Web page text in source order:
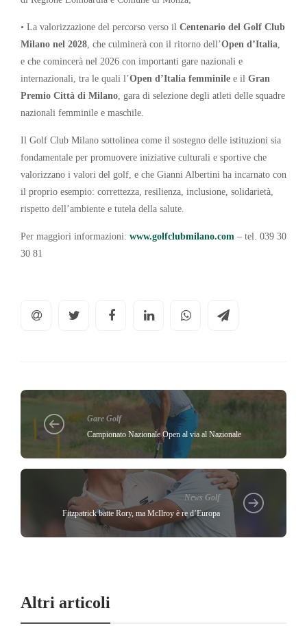
• La valorizzazione del percorso verso il Centenario del Golf Club
Milano nel 2028 , che culminerà con il ritorno dell’Open d’Italia
e che comincerà nel 2026 con importanti gare nazionali e
internazionali, tra le quali l’Open d’Italia femminile e il Gran
Premio Città di Milano , gara di selezione degli atleti delle squadre
nazionali femminile e maschile.
Il Golf Club Milano sottolinea come il sostegno delle istituzioni sia
fondamentale per promuovere iniziative culturali e sportive che
valorizzano i valori del golf, e che Gianni Albertini ha incarnato con
il proprio esempio: correttezza, resilienza, inclusione, solidarietà,
rispetto dell’ambiente e tutela della salute.
Per maggiori informazioni: www.golfclubmilano.com – tel. 039 30
30 81
Gare Golf
Campionato Nazionale Open al via al Nazionale
News Golf
Fitzpatrick batte Rory, ma McIlroy è re d’Europa
Altri articoli